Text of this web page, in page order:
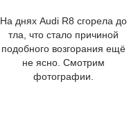
На днях Audi R8 сгорела до
тла, что стало причиной
подобного возгорания ещё
не ясно. Смотрим
фотографии.